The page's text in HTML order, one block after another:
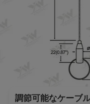
調節可能なケーブ